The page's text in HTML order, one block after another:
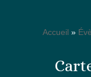
Accueil »